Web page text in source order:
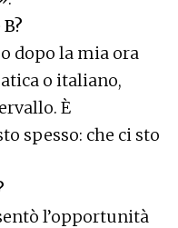
dopo la mia ora
o italiano,
È
spesso: che ci sto
l’opportunità